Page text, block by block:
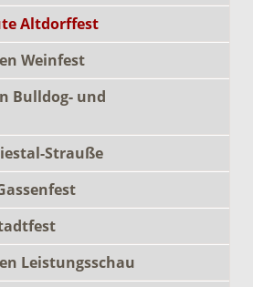
Altdorffest
Weinfest
Bulldog- und
Strauße
Leistungsschau